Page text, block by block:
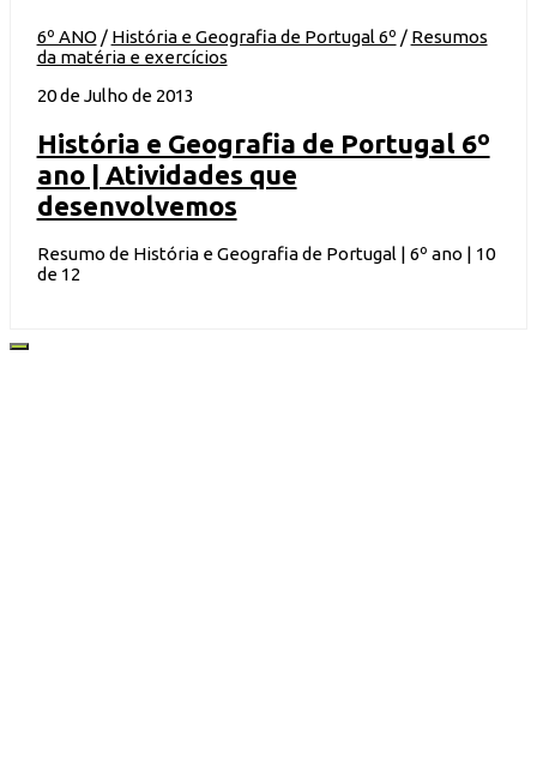
6º ANO / História e Geografia de Portugal 6º / Resumos
da matéria e exercícios
20 de Julho de 2013
História e Geografia de Portugal 6º
ano | Atividades que
desenvolvemos
Resumo de História e Geografia de Portugal | 6º ano | 10
de 12